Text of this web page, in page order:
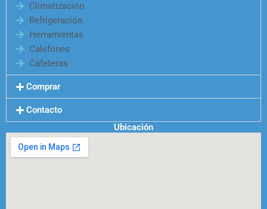
Climatización
Refrigeración
Herramientas
Calefones
Cafeteras
Comprar
Contacto
Ubicación